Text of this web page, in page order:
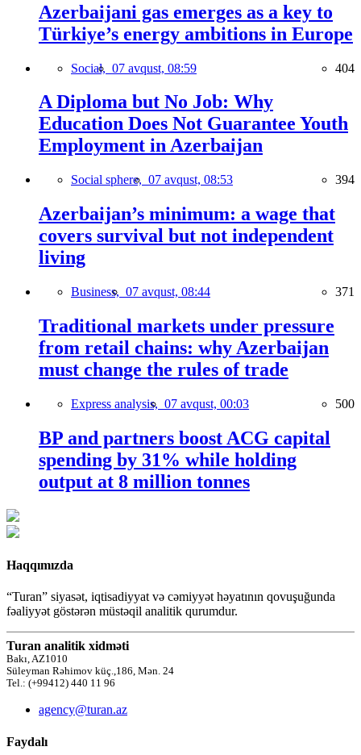
Azerbaijani gas emerges as a key to
Türkiye’s energy ambitions in Europe
Social, 07 avqust, 08:59 404
A Diploma but No Job: Why
Education Does Not Guarantee Youth
Employment in Azerbaijan
Social sphere, 07 avqust, 08:53 394
Azerbaijan’s minimum: a wage that
covers survival but not independent
living
Business, 07 avqust, 08:44 371
Traditional markets under pressure
from retail chains: why Azerbaijan
must change the rules of trade
Express analysis, 07 avqust, 00:03 500
BP and partners boost ACG capital
spending by 31% while holding
output at 8 million tonnes
Haqqımızda
“Turan” siyasət, iqtisadiyyat və cəmiyyət həyatının qovuşuğunda
fəaliyyət göstərən müstəqil analitik qurumdur.
Turan analitik xidməti
Bakı, AZ1010
Süleyman Rəhimov küç.,186, Mən. 24
Tel.: (+99412) 440 11 96
agency@turan.az
Faydalı